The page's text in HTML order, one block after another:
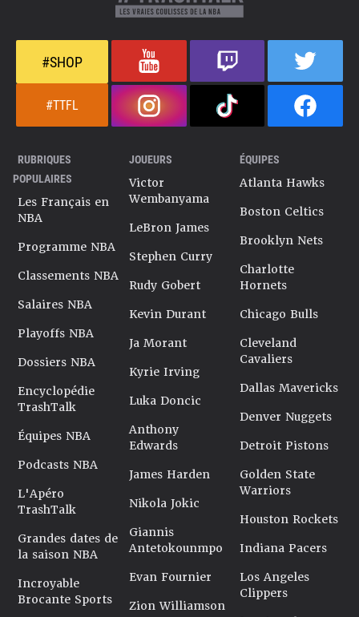
#SHOP
#TTFL
RUBRIQUES
POPULAIRES
Les Français en
NBA
Programme NBA
Classements NBA
Salaires NBA
Playoffs NBA
Dossiers NBA
Encyclopédie
TrashTalk
Équipes NBA
Podcasts NBA
L'Apéro
TrashTalk
Grandes dates de
la saison NBA
Incroyable
Brocante Sports
JOUEURS
Victor
Wembanyama
LeBron James
Stephen Curry
Rudy Gobert
Kevin Durant
Ja Morant
Kyrie Irving
Luka Doncic
Anthony
Edwards
James Harden
Nikola Jokic
Giannis
Antetokounmpo
Evan Fournier
Zion Williamson
ÉQUIPES
Atlanta Hawks
Boston Celtics
Brooklyn Nets
Charlotte
Hornets
Chicago Bulls
Cleveland
Cavaliers
Dallas Mavericks
Denver Nuggets
Detroit Pistons
Golden State
Warriors
Houston Rockets
Indiana Pacers
Los Angeles
Clippers